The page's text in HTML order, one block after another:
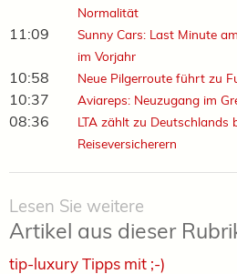
Normalität
11:09
Sunny Cars: Last Minute
im Vorjahr
10:58 Neue Pilgerroute führt zu
10:37 Aviareps: Neuzugang im
08:36
LTA zählt zu Deutschlands
Reiseversicherern
Lesen Sie weitere
Artikel aus dieser
tip-luxury Tipps mit ;-)